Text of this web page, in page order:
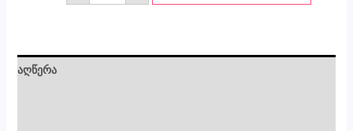
აღწერა